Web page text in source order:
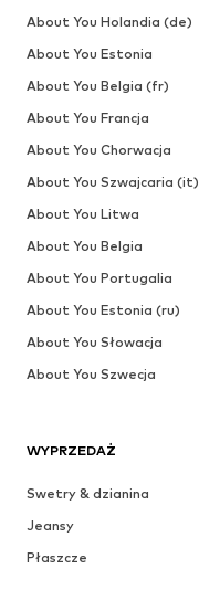
WYPRZEDAŻ
Swetry & dzianina
Jeansy
Płaszcze
About You Holandia (de)
About You Estonia
About You Belgia (fr)
About You Francja
About You Chorwacja
About You Szwajcaria (it)
About You Litwa
About You Belgia
About You Portugalia
About You Estonia (ru)
About You Słowacja
About You Szwecja